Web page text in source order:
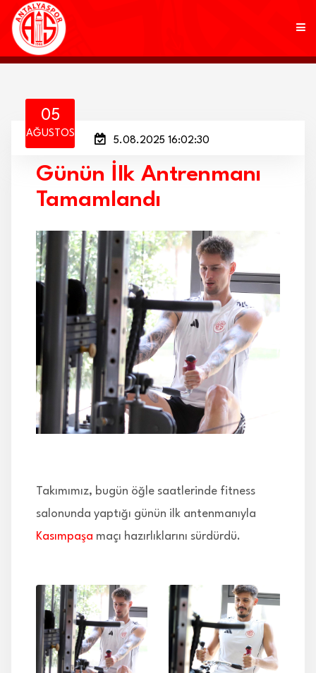
KULÜP
AKADEMİ
MARKALAR
TARAFTAR
BRANŞLAR
HABERLER
05
AĞUSTOS
5.08.2025 16:02:30
Günün İlk Antrenmanı
Tamamlandı
Takımımız, bugün öğle saatlerinde fitness
salonunda yaptığı günün ilk antenmanıyla
Kasımpaşa maçı hazırlıklarını sürdürdü.